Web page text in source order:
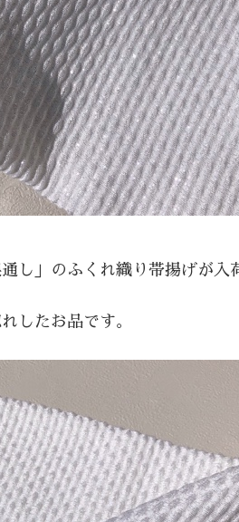
し」のふくれ織り帯揚げが入
したお品です。